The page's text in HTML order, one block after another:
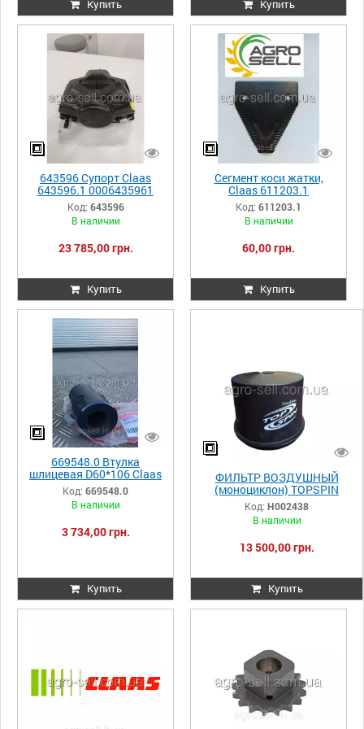
Купить Купить
643596 Супорт Claas
643596.1 0006435961
Код: 643596
В наличии
23 785,00 грн.
Купить
Сегмент коси жатки,
Claas 611203.1
0006112031 611203
Код: 611203.1
В наличии
60,00 грн.
Купить
669548.0 Втулка
шлицевая D60*106 Claas
Lexion 669548.0
000669548.0 669548
0006695480
Код: 669548.0
В наличии
3 734,00 грн.
Купить
ФИЛЬТР ВОЗДУШНЫЙ
(моноциклон) TOPSPIN
(5810361/82084010002),H00
2438 CLAAS (Donaldson)
Код: H002438
В наличии
13 500,00 грн.
Купить